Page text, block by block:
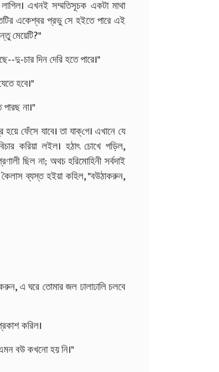
এখনই সম্মতিসূচক একটা মাথা
একেশ্বর প্রভু সে হইতে পারে এই
মেয়েটি?"
দু-চার দিন দেরি হতে পারে।"
হবে।"
না।"
ফেঁসে যাবে। তা যাক্‌গে। এখানে যে
করিয়া লইল। হঠাৎ চোখে পড়িল,
ছিল না; অথচ হরিমোহিনী সর্বদাই
ব্যস্ত হইয়া কহিল, "বউঠাকরুন,
এ ঘরে তোমার জল ঢালাঢালি চলবে
করিল।
এমন বউ কখনো হয় নি।"